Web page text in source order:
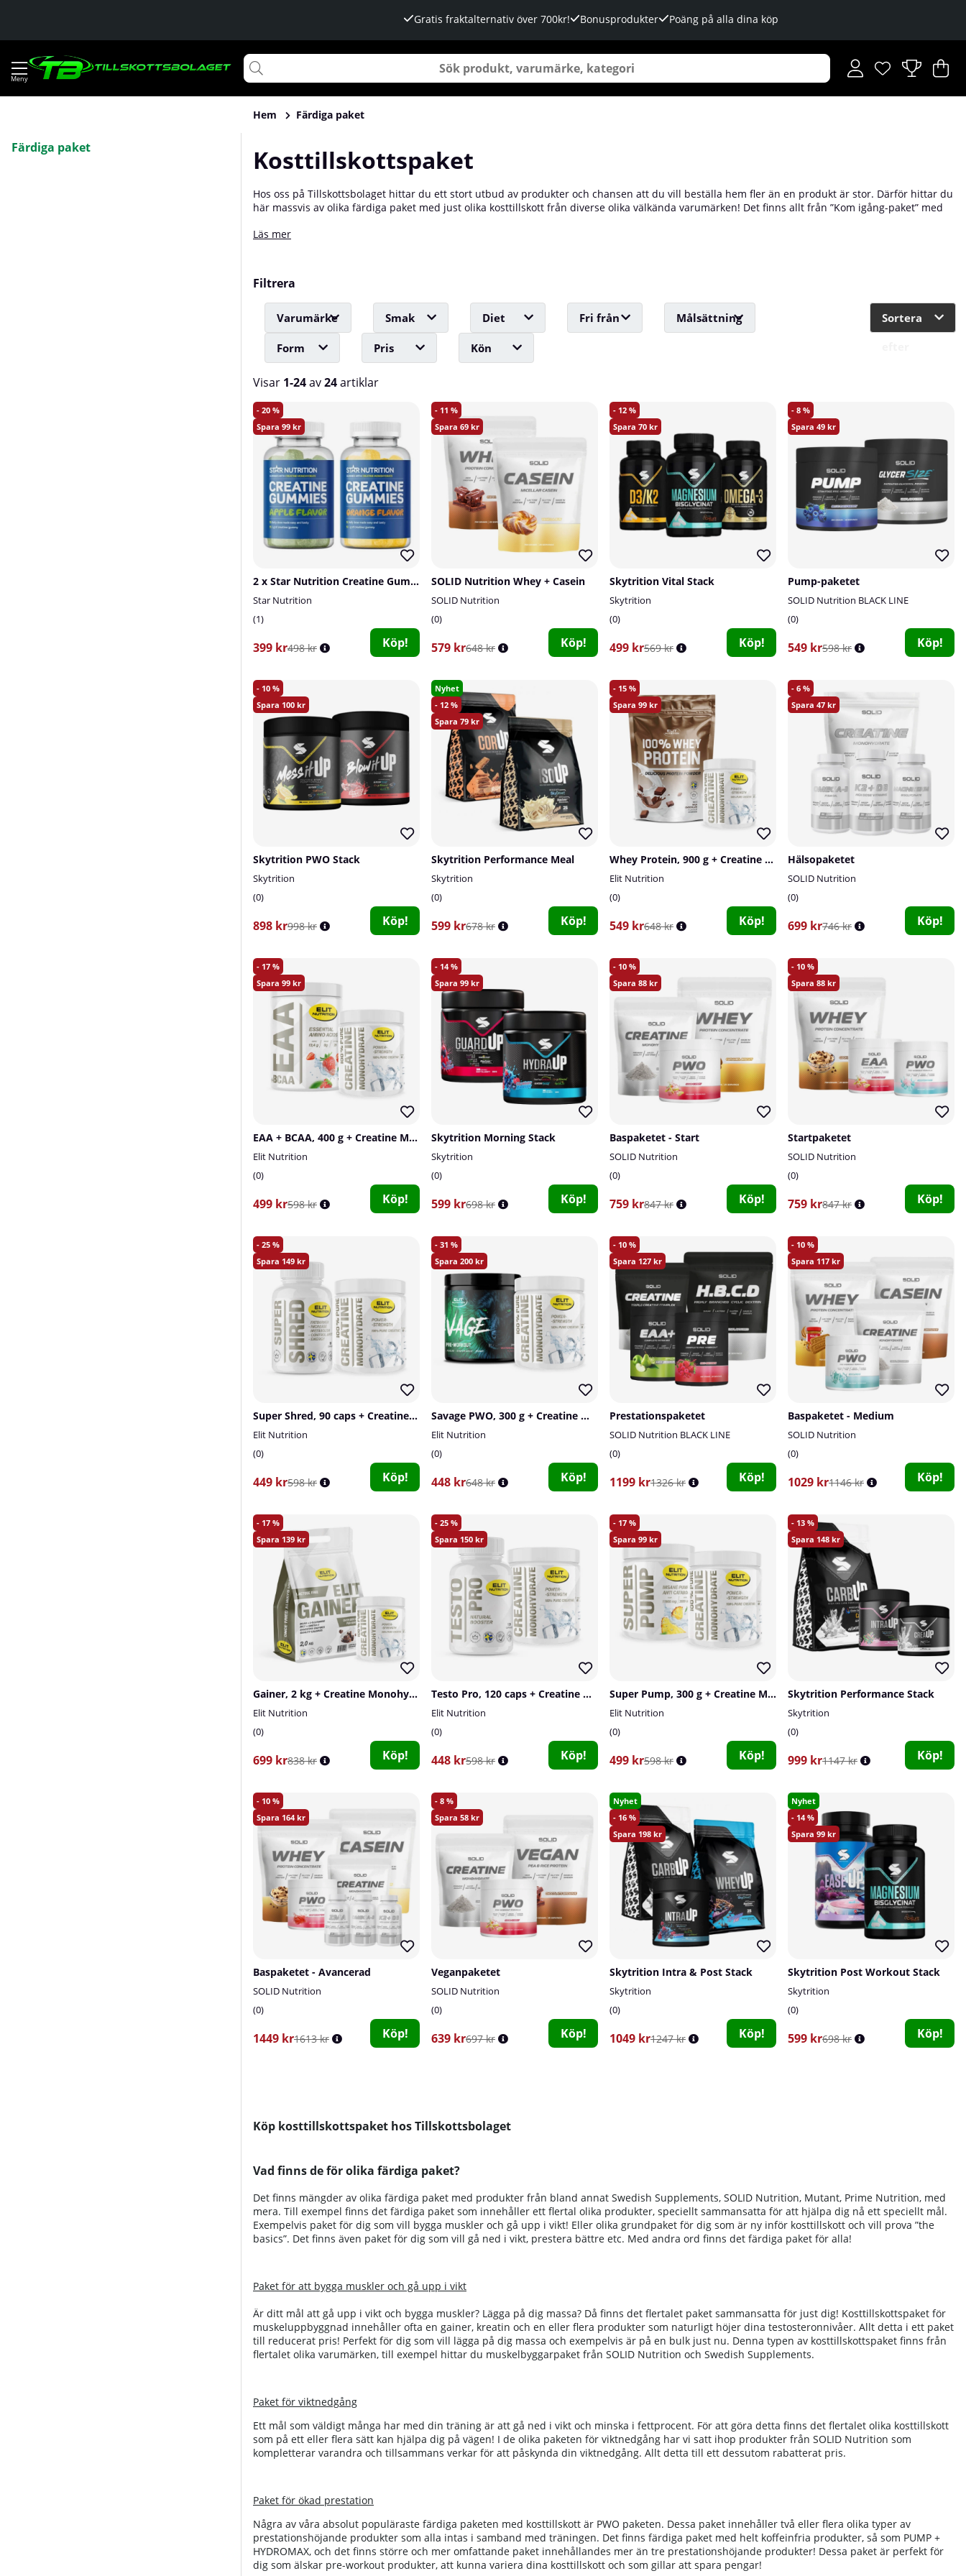
Gratis fraktalternativ över 700kr! Bonusprodukter Poäng på alla dina köp
Önskelista
Antal i
.
.
Hem Färdiga paket
Färdiga paket Kosttillskottspaket
Hos oss på Tillskottsbolaget hittar du ett stort utbud av produkter och chansen att du vill beställa hem fler än en produkt är stor. Därför hittar du
här massvis av olika färdiga paket med just olika kosttillskott från diverse olika välkända varumärken! Det finns allt från ”Kom igång-paket” med
Oavsett vad ditt mål är med din träning, oavsett vilken budget du har och oavsett vad du tycker om för smaker så finns här färdiga paket till
Läs mer
Filtrera
Varumärke Smak Diet Fri från Målsättning
Form Pris Kön
Sortera
Visar 1-24av24artiklar
Produkter
20
99
2 x Star Nutrition Creatine Gummies, 75 st
Star Nutrition
1
399 kr498 kr Köp!
11
69
SOLID Nutrition Whey + Casein
SOLID Nutrition
0
579 kr648 kr Köp!
12
70
Skytrition Vital Stack
Skytrition
0
499 kr569 kr Köp!
8
49
Pump-paketet
SOLID Nutrition BLACK LINE
0
549 kr598 kr Köp!
10
100
Skytrition PWO Stack
Skytrition
0
898 kr998 kr Köp!
Nyhet
12
79
Skytrition Performance Meal
Skytrition
0
599 kr678 kr Köp!
15
99
Whey Protein, 900 g + Creatine Monohydrate, 300 g
Elit Nutrition
0
549 kr648 kr Köp!
6
47
Hälsopaketet
SOLID Nutrition
0
699 kr746 kr Köp!
17
99
EAA + BCAA, 400 g + Creatine Monohydrate, 300 g
Elit Nutrition
0
499 kr598 kr Köp!
14
99
Skytrition Morning Stack
Skytrition
0
599 kr698 kr Köp!
10
88
Baspaketet - Start
SOLID Nutrition
0
759 kr847 kr Köp!
10
88
Startpaketet
SOLID Nutrition
0
759 kr847 kr Köp!
25
149
Super Shred, 90 caps + Creatine Monohydrate, 300 g
Elit Nutrition
0
449 kr598 kr Köp!
31
200
Savage PWO, 300 g + Creatine Monohydrate, 300 g
Elit Nutrition
0
448 kr648 kr Köp!
10
127
Prestationspaketet
SOLID Nutrition BLACK LINE
0
1199 kr1326 kr Köp!
10
117
Baspaketet - Medium
SOLID Nutrition
0
1029 kr1146 kr Köp!
17
139
Gainer, 2 kg + Creatine Monohydrate, 300 g
Elit Nutrition
0
699 kr838 kr Köp!
25
150
Testo Pro, 120 caps + Creatine Monohydrate, 300 g
Elit Nutrition
0
448 kr598 kr Köp!
17
99
Super Pump, 300 g + Creatine Monohydrate, 300 g
Elit Nutrition
0
499 kr598 kr Köp!
13
148
Skytrition Performance Stack
Skytrition
0
999 kr1147 kr Köp!
10
164
Baspaketet - Avancerad
SOLID Nutrition
0
1449 kr1613 kr Köp!
8
58
Veganpaketet
SOLID Nutrition
0
639 kr697 kr Köp!
Nyhet
16
198
Skytrition Intra & Post Stack
Skytrition
0
1049 kr1247 kr Köp!
Nyhet
14
99
Skytrition Post Workout Stack
Skytrition
0
599 kr698 kr Köp!
Köp kosttillskottspaket hos Tillskottsbolaget
Vad finns de för olika färdiga paket?
Det finns mängder av olika färdiga paket med produkter från bland annat Swedish Supplements, SOLID Nutrition, Mutant, Prime Nutrition, med
mera. Till exempel finns det färdiga paket som innehåller ett flertal olika produkter, speciellt sammansatta för att hjälpa dig nå ett speciellt mål.
Exempelvis paket för dig som vill bygga muskler och gå upp i vikt! Eller olika grundpaket för dig som är ny inför kosttillskott och vill prova ”the
basics”. Det finns även paket för dig som vill gå ned i vikt, prestera bättre etc. Med andra ord finns det färdiga paket för alla!
Paket för att bygga muskler och gå upp i vikt
Är ditt mål att gå upp i vikt och bygga muskler? Lägga på dig massa? Då finns det flertalet paket sammansatta för just dig! Kosttillskottspaket för
muskeluppbyggnad innehåller ofta en gainer, kreatin och en eller flera produkter som naturligt höjer dina testosteronnivåer. Allt detta i ett paket
till reducerat pris! Perfekt för dig som vill lägga på dig massa och exempelvis är på en bulk just nu. Denna typen av kosttillskottspaket finns från
flertalet olika varumärken, till exempel hittar du muskelbyggarpaket från SOLID Nutrition och Swedish Supplements.
Paket för viktnedgång
Ett mål som väldigt många har med din träning är att gå ned i vikt och minska i fettprocent. För att göra detta finns det flertalet olika kosttillskott
som på ett eller flera sätt kan hjälpa dig på vägen! I de olika paketen för viktnedgång har vi satt ihop produkter från SOLID Nutrition som
kompletterar varandra och tillsammans verkar för att påskynda din viktnedgång. Allt detta till ett dessutom rabatterat pris.
Paket för ökad prestation
Några av våra absolut populäraste färdiga paketen med kosttillskott är PWO paketen. Dessa paket innehåller två eller flera olika typer av
prestationshöjande produkter som alla intas i samband med träningen. Det finns färdiga paket med helt koffeinfria produkter, så som PUMP +
HYDROMAX, och det finns större och mer omfattande paket innehållandes mer än tre prestationshöjande produkter! Dessa paket är perfekt för
dig som älskar pre-workout produkter, att kunna variera dina kosttillskott och som gillar att spara pengar!